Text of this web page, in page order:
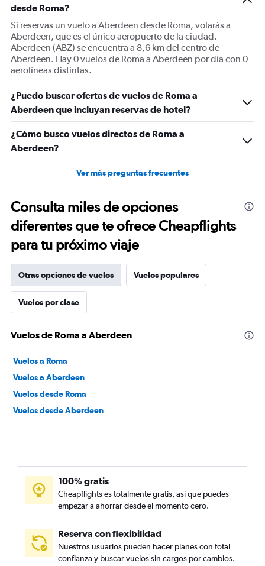
desde Roma?
Si reservas un vuelo a Aberdeen desde Roma, volarás a
Aberdeen, que es el único aeropuerto de la ciudad.
Aberdeen (ABZ) se encuentra a 8,6 km del centro de
Aberdeen. Hay 0 vuelos de Roma a Aberdeen por día con 0
aerolíneas distintas.
¿Puedo buscar ofertas de vuelos de Roma a
Aberdeen que incluyan reservas de hotel?
¿Cómo busco vuelos directos de Roma a
Aberdeen?
Ver más preguntas frecuentes
Consulta miles de opciones
diferentes que te ofrece Cheapflights
para tu próximo viaje
Otras opciones de vuelos Vuelos populares
Vuelos por clase
Vuelos de Roma a Aberdeen
Vuelos a Roma
Vuelos a Aberdeen
Vuelos desde Roma
Vuelos desde Aberdeen
100% gratis
Cheapflights es totalmente gratis, así que puedes
empezar a ahorrar desde el momento cero.
Reserva con flexibilidad
Nuestros usuarios pueden hacer planes con total
confianza y buscar vuelos sin cargos por cambios.